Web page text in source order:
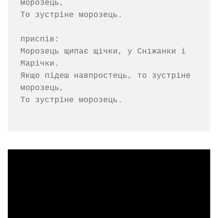
морозець,
То зустріне морозець.
приспів:
Морозець щипає щічки, у Сніжанки і
Марічки.
Якщо підеш навпростець, то зустріне
морозець,
То зустріне морозець.